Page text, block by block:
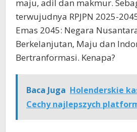
maju, adil dan makmur.
terwujudnya RPJPN 2025-
Emas 2045: Negara
Berkelanjutan, Maju dan
Bertranformasi. Kenapa?
Baca Juga Holenderskie
Cechy najlepszych